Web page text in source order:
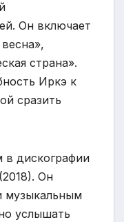
Он включает
страна».
Иркэ к
сразить
дискографии
Он
музыкальным
услышать